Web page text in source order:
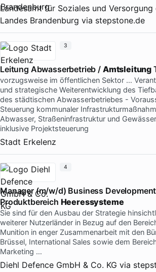
Landesamt für Soziales und Versorgung
Landes Brandenburg via stepstone.de
Leitung Abwasserbetrieb / Amtsleitung
vorzugsweise im öffentlichen Sektor …
und strategische Weiterentwicklung des
des städtischen Abwasserbetriebes -
Steuerung kommunaler
Abwasser, Straßeninfrastruktur und
inklusive Projektsteuerung
Stadt Erkelenz
3
Manager (m/w/d) Business
Produktbereich Heeressysteme
Sie sind für den Ausbau der Strategie
weiterer Nutzerländer in Bezug auf den
Munition in enger Zusammenarbeit mit den
Brüssel, International Sales sowie dem
Marketing …
Diehl Defence GmbH & Co. KG via
4